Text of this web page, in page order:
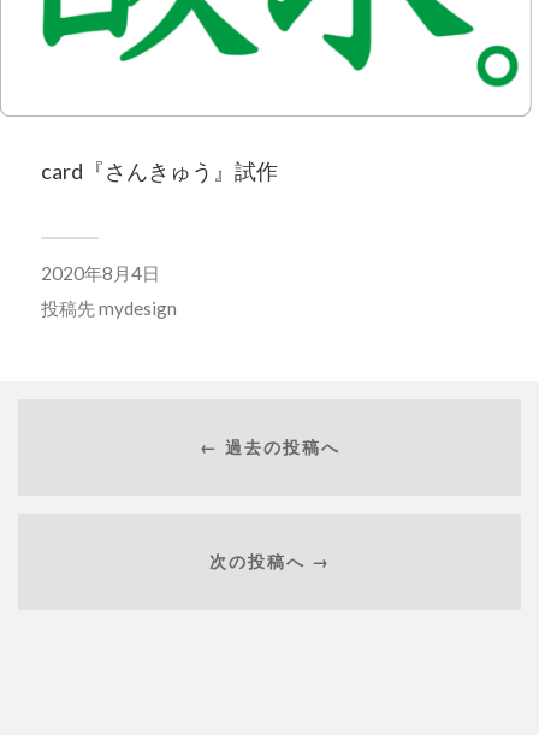
card『さんきゅう』試作
2020年8月4日
投稿先mydesign
← 過去の投稿へ
次の投稿へ →